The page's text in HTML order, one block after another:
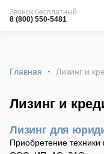
Звонок бесплатный
8 (800) 550-5481
Главная Лизинг и
Лизинг и
Лизинг для
Приобретение